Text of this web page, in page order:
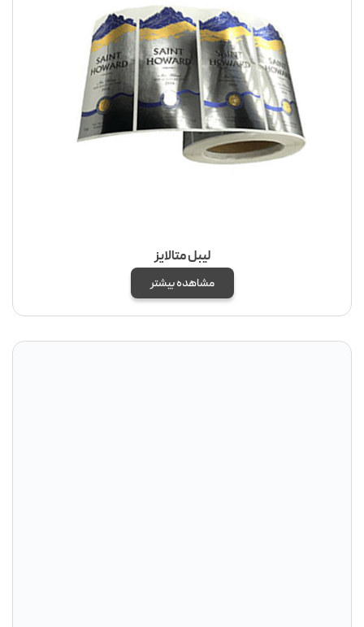
لیبل متالایز
مشاهده بیشتر